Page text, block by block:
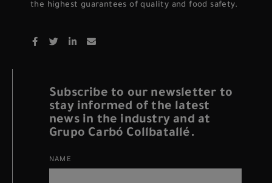
the highest guarantees of quality and food safety.
Subscribe to our newsletter to
stay informed of the latest
news in the industry and at
Grupo Carbó Collbatallé.
NAME